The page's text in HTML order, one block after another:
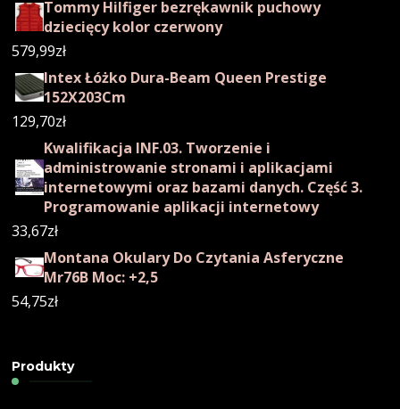
Tommy Hilfiger bezrękawnik puchowy
dziecięcy kolor czerwony
579,99zł
Intex Łóżko Dura-Beam Queen Prestige
152X203Cm
129,70zł
Kwalifikacja INF.03. Tworzenie i
administrowanie stronami i aplikacjami
internetowymi oraz bazami danych. Część 3.
Programowanie aplikacji internetowy
33,67zł
Montana Okulary Do Czytania Asferyczne
Mr76B Moc: +2,5
54,75zł
Produkty